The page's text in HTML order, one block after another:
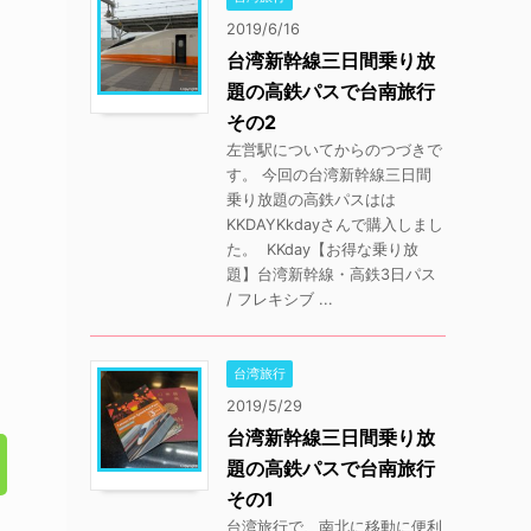
2019/6/16
台湾新幹線三日間乗り放
題の高鉄パスで台南旅行
その2
左営駅についてからのつづきで
す。 今回の台湾新幹線三日間
乗り放題の高鉄パスはは
KKDAYKkdayさんで購入しまし
た。 KKday【お得な乗り放
題】台湾新幹線・高鉄3日パス
/ フレキシブ ...
台湾旅行
2019/5/29
台湾新幹線三日間乗り放
題の高鉄パスで台南旅行
その1
台湾旅行で、南北に移動に便利